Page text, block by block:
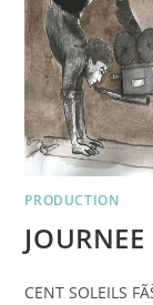
PRODUCTION
CENT SOLEILS